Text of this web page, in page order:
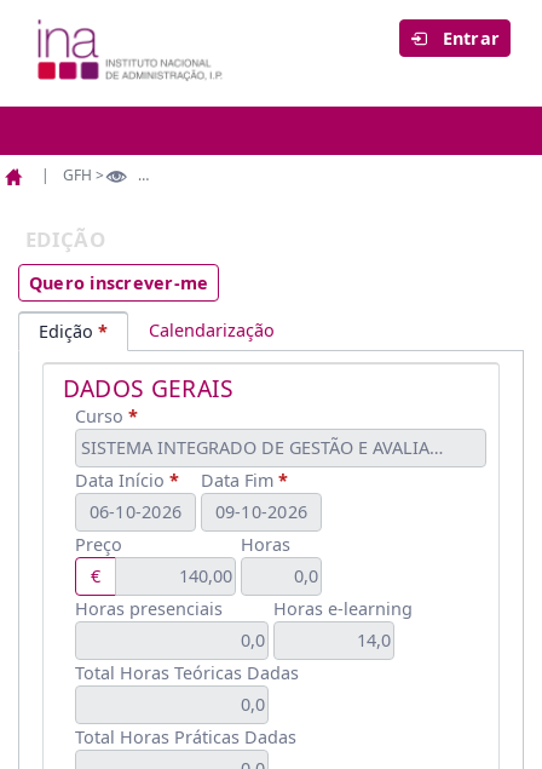
Entrar
GFH >
Edição
EDIÇÃO
Quero inscrever-me
Edição Calendarização
DADOS GERAIS
Curso
SISTEMA INTEGRADO DE GESTÃO E AVALIAÇÃO DO
Data Início
Data Fim
Preço
€
Horas
Horas presenciais Horas e-learning
Total Horas Teóricas Dadas
Total Horas Práticas Dadas